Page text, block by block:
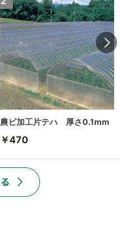
農ビ加工片テハ 厚さ0.1mm
￥470